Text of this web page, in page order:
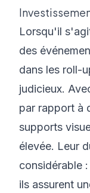
Lorsqu'il
des
dans les roll-
judicieux.
par rapport à
supports
élevée. Leur
considérable
ils assurent